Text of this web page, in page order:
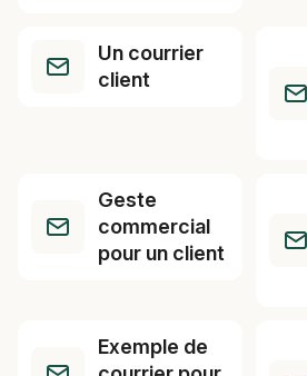
Un courrier
client
Geste
commercial
pour un client
Exemple de